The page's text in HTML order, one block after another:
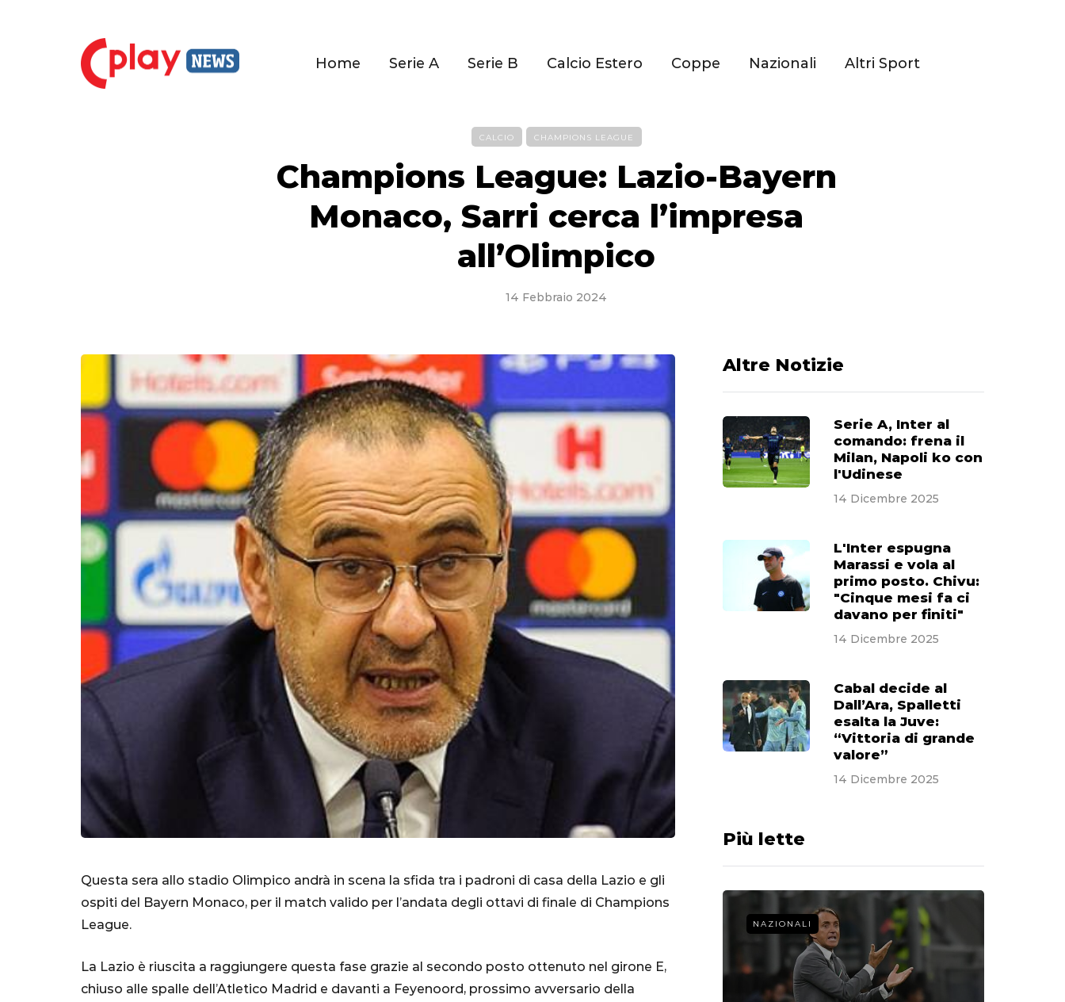
Home Serie A Serie B Calcio Estero Coppe Nazionali Altri Sport
CALCIO CHAMPIONS LEAGUE
Champions League: Lazio-Bayern
Monaco, Sarri cerca l’impresa
all’Olimpico
14 Febbraio 2024
Questa sera allo stadio Olimpico andrà in scena la sfida tra i padroni di casa della Lazio e gli
ospiti del Bayern Monaco, per il match valido per l’andata degli ottavi di finale di Champions
League.
La Lazio è riuscita a raggiungere questa fase grazie al secondo posto ottenuto nel girone E,
chiuso alle spalle dell’Atletico Madrid e davanti a Feyenoord, prossimo avversario della
Altre Notizie
Serie A, Inter al
comando: frena il
Milan, Napoli ko con
l'Udinese
14 Dicembre 2025
L'Inter espugna
Marassi e vola al
primo posto. Chivu:
"Cinque mesi fa ci
davano per finiti"
14 Dicembre 2025
Cabal decide al
Dall’Ara, Spalletti
esalta la Juve:
“Vittoria di grande
valore”
14 Dicembre 2025
Più lette
NAZIONALI